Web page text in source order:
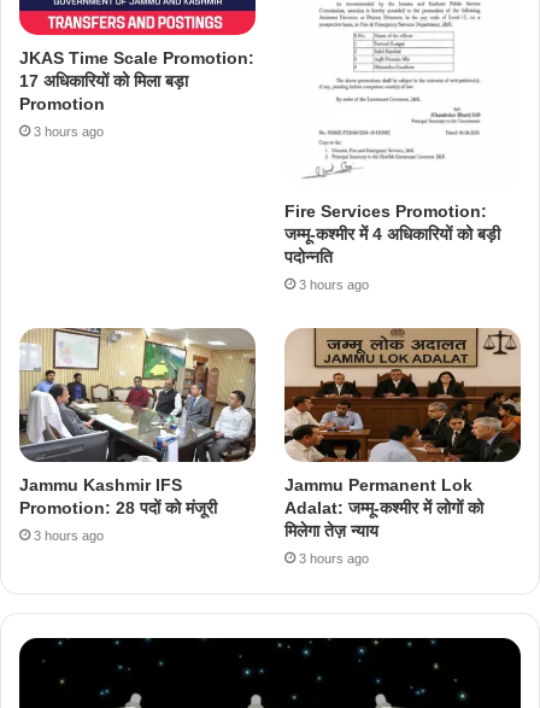
JKAS Time Scale Promotion:
17 अधिकारियों को मिला बड़ा
Promotion
3 hours ago
Fire Services Promotion:
जम्मू-कश्मीर में 4 अधिकारियों को बड़ी
पदोन्नति
3 hours ago
Jammu Kashmir IFS
Promotion: 28 पदों को मंजूरी
3 hours ago
Jammu Permanent Lok
Adalat: जम्मू-कश्मीर में लोगों को
मिलेगा तेज़ न्याय
3 hours ago